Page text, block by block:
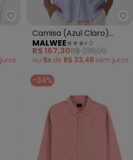
Malwee - Camisa Tradicional
juros
Camisa (Azul Claro)
Listrada em Viscolinho
MALWEE
R$ 167,30R$ 239,00
ou 5x de R$ 33,46 sem juros
-34%